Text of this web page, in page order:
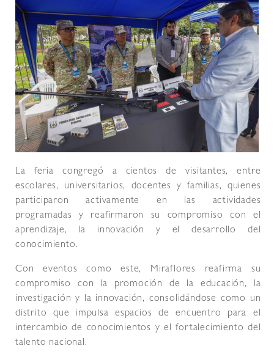
La feria congregó a cientos de visitantes, entre
escolares, universitarios, docentes y familias, quienes
participaron activamente en las actividades
programadas y reafirmaron su compromiso con el
aprendizaje, la innovación y el desarrollo del
conocimiento.
Con eventos como este, Miraflores reafirma su
compromiso con la promoción de la educación, la
investigación y la innovación, consolidándose como un
distrito que impulsa espacios de encuentro para el
intercambio de conocimientos y el fortalecimiento del
talento nacional.